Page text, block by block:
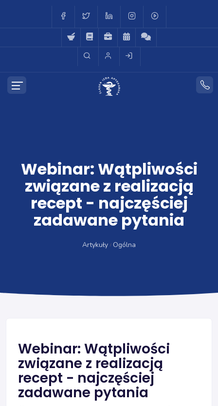
Webinar: Wątpliwości
związane z realizacją
recept - najczęściej
zadawane pytania
Artykuły Ogólna
Webinar: Wątpliwości
związane z realizacją
recept - najczęściej
zadawane pytania